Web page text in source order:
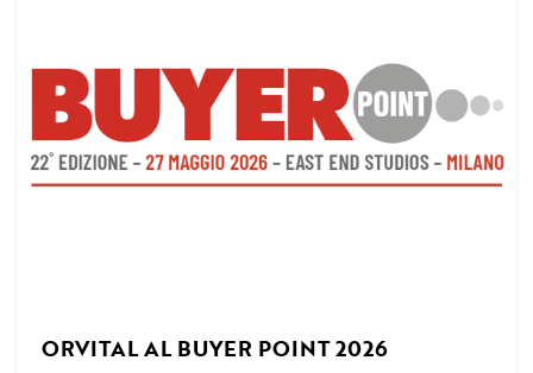
ORVITAL AL BUYER POINT 2026